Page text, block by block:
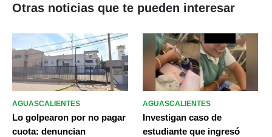
Otras noticias que te pueden interesar
AGUASCALIENTES
Lo golpearon por no pagar
cuota: denuncian
AGUASCALIENTES
Investigan caso de
estudiante que ingresó